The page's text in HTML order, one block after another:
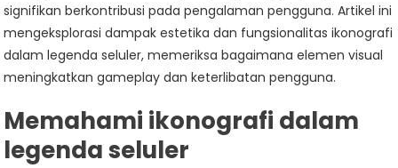
signifikan berkontribusi pada pengalaman pengguna. Artikel ini
mengeksplorasi dampak estetika dan fungsionalitas ikonografi
dalam legenda seluler, memeriksa bagaimana elemen visual
meningkatkan gameplay dan keterlibatan pengguna.
Memahami ikonografi dalam
legenda seluler